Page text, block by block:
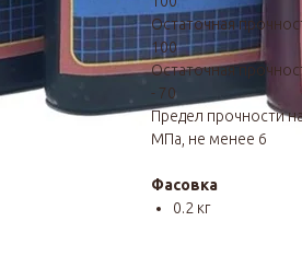
Остаточная
100
Остаточная
- 70
Предел прочности
МПа, не менее 6
Фасовка
0.2 кг